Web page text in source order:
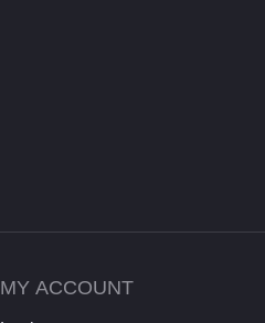
MY ACCOUNT